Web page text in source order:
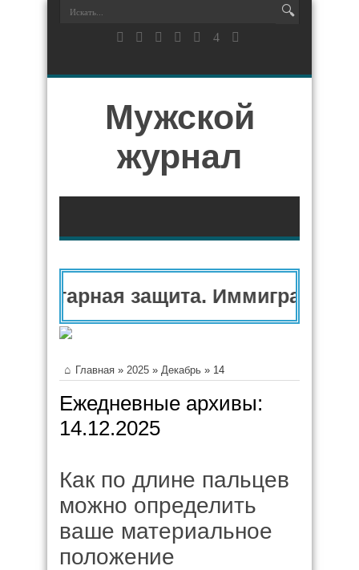
Мужской
журнал
защита.
Главная » 2025 » Декабрь » 14
Ежедневные архивы:
14.12.2025
Как по длине пальцев
можно определить
ваше материальное
положение